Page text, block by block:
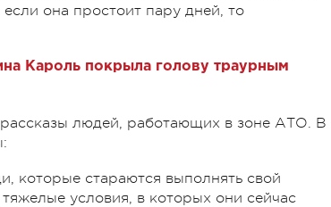
она простоит пару дней, то
Кароль покрыла голову траурным
людей, работающих в зоне АТО. В
которые стараются выполнять свой
условия, в которых они сейчас